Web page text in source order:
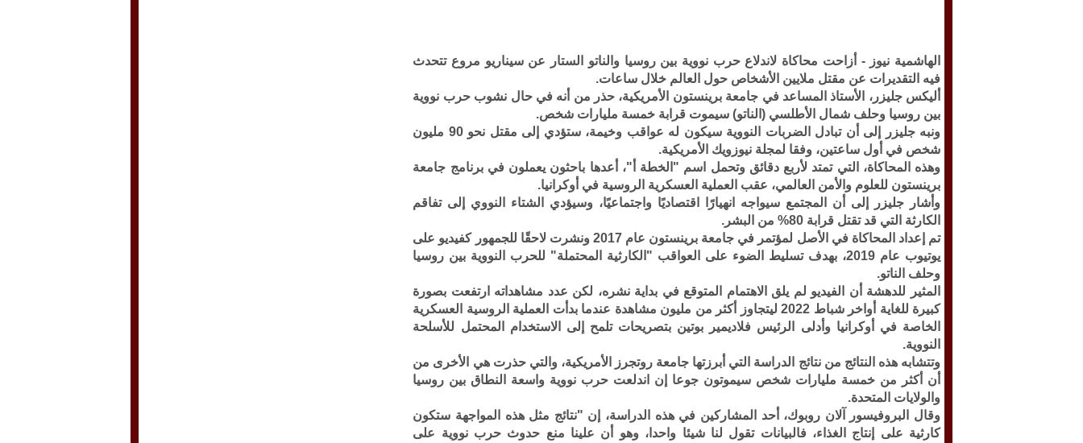
الهاشمية نيوز - أزاحت محاكاة لاندلاع حرب نووية بين روسيا والناتو الستار عن سيناريو مروع تتحدث
فيه التقديرات عن مقتل ملايين الأشخاص حول العالم خلال ساعات.
أليكس جليزر، الأستاذ المساعد في جامعة برينستون الأمريكية، حذر من أنه في حال نشوب حرب نووية
بين روسيا وحلف شمال الأطلسي (الناتو) سيموت قرابة خمسة مليارات شخص.
ونبه جليزر إلى أن تبادل الضربات النووية سيكون له عواقب وخيمة، ستؤدي إلى مقتل نحو 90 مليون
شخص في أول ساعتين، وفقا لمجلة نيوزويك الأمريكية.
وهذه المحاكاة، التي تمتد لأربع دقائق وتحمل اسم "الخطة أ"، أعدها باحثون يعملون في برنامج جامعة
برينستون للعلوم والأمن العالمي، عقب العملية العسكرية الروسية في أوكرانيا.
وأشار جليزر إلى أن المجتمع سيواجه انهيارًا اقتصاديًا واجتماعيًا، وسيؤدي الشتاء النووي إلى تفاقم
الكارثة التي قد تقتل قرابة 80% من البشر.
تم إعداد المحاكاة في الأصل لمؤتمر في جامعة برينستون عام 2017 ونشرت لاحقًا للجمهور كفيديو على
يوتيوب عام 2019، بهدف تسليط الضوء على العواقب "الكارثية المحتملة" للحرب النووية بين روسيا
وحلف الناتو.
المثير للدهشة أن الفيديو لم يلق الاهتمام المتوقع في بداية نشره، لكن عدد مشاهداته ارتفعت بصورة
كبيرة للغاية أواخر شباط 2022 ليتجاوز أكثر من مليون مشاهدة عندما بدأت العملية الروسية العسكرية
الخاصة في أوكرانيا وأدلى الرئيس فلاديمير بوتين بتصريحات تلمح إلى الاستخدام المحتمل للأسلحة
النووية.
وتتشابه هذه النتائج من نتائج الدراسة التي أبرزتها جامعة روتجرز الأمريكية، والتي حذرت هي الأخرى من
أن أكثر من خمسة مليارات شخص سيموتون جوعا إن اندلعت حرب نووية واسعة النطاق بين روسيا
والولايات المتحدة.
وقال البروفيسور آلان روبوك، أحد المشاركين في هذه الدراسة، إن "نتائج مثل هذه المواجهة ستكون
كارثية على إنتاج الغذاء، فالبيانات تقول لنا شيئا واحدا، وهو أن علينا منع حدوث حرب نووية على